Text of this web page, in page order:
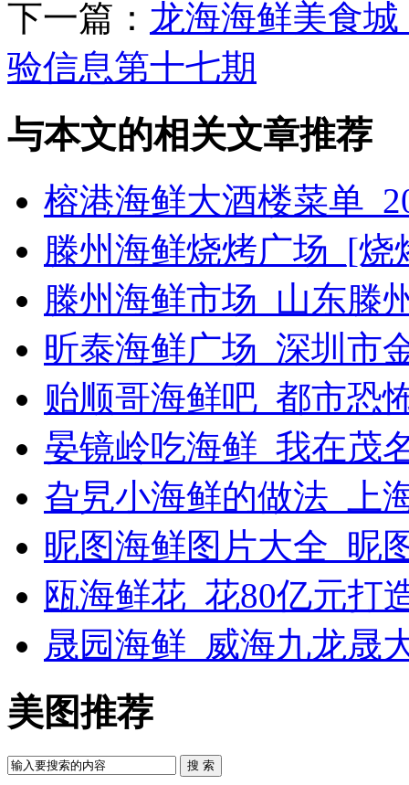
下一篇： 龙海海鲜美食
验信息第十七期
与本文的相关文章推荐
榕港海鲜大酒楼菜单
滕州海鲜烧烤广场_[
滕州海鲜市场_山东滕
昕泰海鲜广场_深圳市
贻顺哥海鲜吧_都市恐
晏镜岭吃海鲜_我在茂
旮旯小海鲜的做法_上
昵图海鲜图片大全_昵
瓯海鲜花_花80亿元打
晟园海鲜_威海九龙晟
美图推荐
搜 索